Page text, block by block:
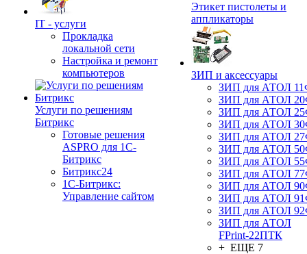
IT - услуги
Прокладка
локальной сети
Настройка и ремонт
компьютеров
Услуги по решениям
Битрикс
Готовые решения
ASPRO для 1С-
Битрикс
Битрикс24
1С-Битрикс:
Управление сайтом
Этикет пистолеты и
аппликаторы
ЗИП и аксессуары
ЗИП для АТОЛ
ЗИП для АТОЛ
ЗИП для АТОЛ
ЗИП для АТОЛ
ЗИП для АТОЛ
ЗИП для АТОЛ
ЗИП для АТОЛ
ЗИП для АТОЛ
ЗИП для АТОЛ
ЗИП для АТОЛ
ЗИП для АТОЛ
ЗИП для АТОЛ
FPrint-22ПТК
+ ЕЩЕ 7